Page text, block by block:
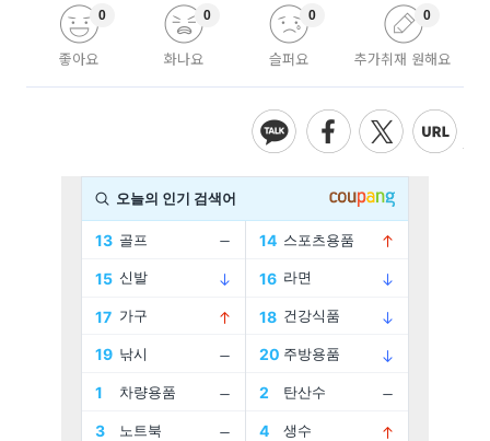
좋아요
0
화나요
0
슬퍼요
0
추가취재 원해요
0